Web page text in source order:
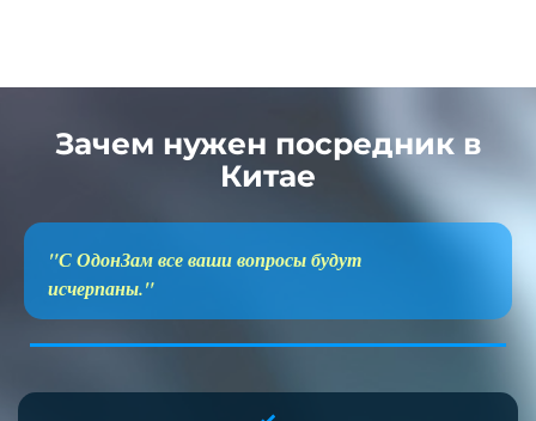
Зачем нужен посредник в
Китае
"С ОдонЗам все ваши вопросы будут
исчерпаны."